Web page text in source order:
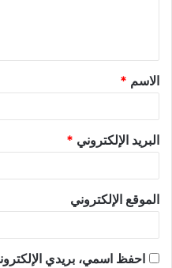
الاسم *
البريد الإلكتروني *
الموقع الإلكتروني
احفظ اسمي، بريدي